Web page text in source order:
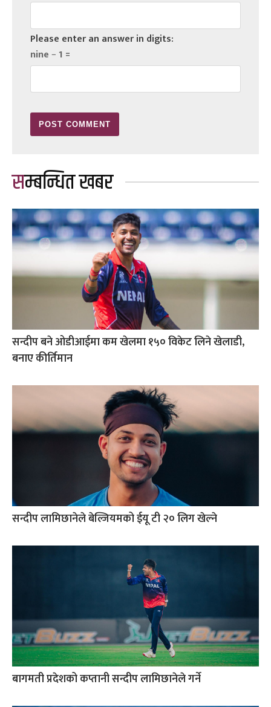
Please enter an answer in digits:
nine − 1 =
सम्बन्धित खबर
सन्दीप बने ओडीआईमा कम खेलमा १५० विकेट लिने खेलाडी,
बनाए कीर्तिमान
सन्दीप लामिछानेले बेल्जियमको ईयू टी २० लिग खेल्ने
बागमती प्रदेशको कप्तानी सन्दीप लामिछानेले गर्ने